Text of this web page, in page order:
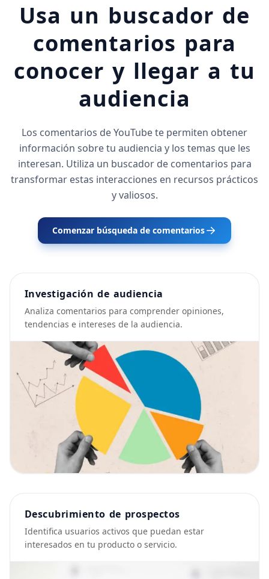
Usa un buscador de
comentarios para
conocer y llegar a tu
audiencia
Los comentarios de YouTube te permiten obtener
información sobre tu audiencia y los temas que les
interesan. Utiliza un buscador de comentarios para
transformar estas interacciones en recursos prácticos
y valiosos.
Comenzar búsqueda de comentarios
Investigación de audiencia
Analiza comentarios para comprender opiniones,
tendencias e intereses de la audiencia.
Descubrimiento de prospectos
Identifica usuarios activos que puedan estar
interesados en tu producto o servicio.